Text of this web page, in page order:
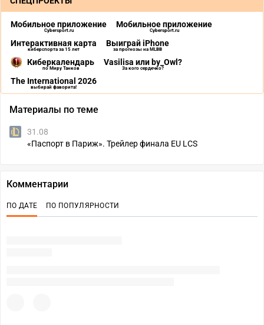
Мобильное приложение
Cybersport.ru
Мобильное приложение
Cybersport.ru
Интерактивная карта
киберспорта за 15 лет
Выиграй iPhone
за прогнозы на MLBB
Киберкалендарь
по Миру Танков
Vasilisa или by_Owl?
За кого сердечко?
The International 2026
выбирай фаворита!
Материалы по теме
31.08
«Паспорт в Париж». Трейлер финала EU LCS
Комментарии
ПО ДАТЕ ПО ПОПУЛЯРНОСТИ